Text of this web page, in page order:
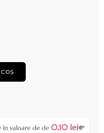
în valoare de de 0,10 lei💸